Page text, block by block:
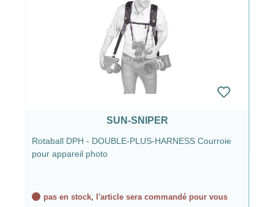
SUN-SNIPER
Rotaball DPH - DOUBLE-PLUS-HARNESS Courroie
pour appareil photo
pas en stock, l'article sera commandé pour vous